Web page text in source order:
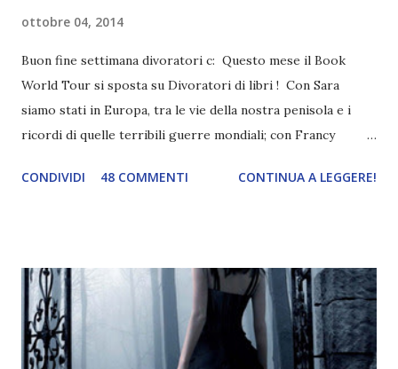
ottobre 04, 2014
Buon fine settimana divoratori c: Questo mese il Book
World Tour si sposta su Divoratori di libri ! Con Sara
siamo stati in Europa, tra le vie della nostra penisola e i
ricordi di quelle terribili guerre mondiali; con Francy
abbiamo vagato nella savana. Ora preparate le valigie che si
obiettivi! OBIETTIVI Iniziamo con un obiettivo facile facile:
un libro ambientato in Australia . Mare, mare, mare !
L'Oceania è circondata dal mare! Un libro nel quale il mare è
l'elemento fondamentale. Un libro sulle sirene, un libro con
CONDIVIDI 48 COMMENTI CONTINUA A LEGGERE!